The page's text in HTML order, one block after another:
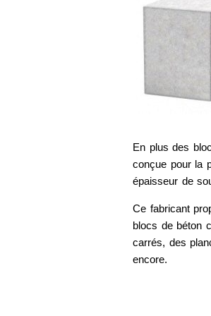
En plus des
conçue pour la
épaisseur de
Ce fabricant
blocs de béton
carrés, des
encore.